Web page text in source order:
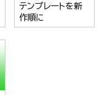
テンプレートを新
作順に